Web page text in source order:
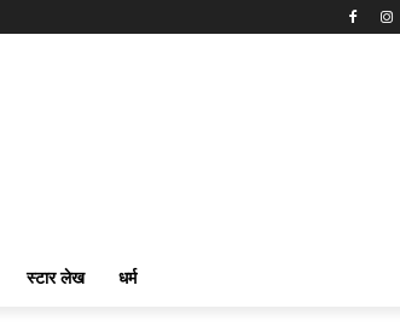
स्टार लेख धर्म